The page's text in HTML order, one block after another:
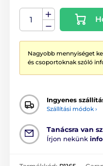
Nagyobb mennyiséget
és csoportoknak szóló
Ingyenes
Szállítási módok ›
Tanácsra van
Írjon nekünk